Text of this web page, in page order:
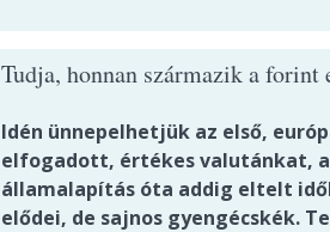
Tudja, honnan származik a forint
Idén ünnepelhetjük az első,
elfogadott, értékes valutánkat,
államalapítás óta addig eltelt
elődei, de sajnos gyengécskék.